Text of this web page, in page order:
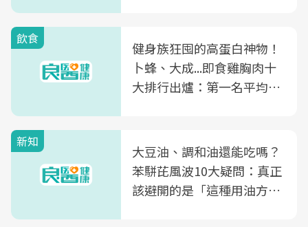
飲食
健身族狂囤的高蛋白神物！
卜蜂、大成...即食雞胸肉十
大排行出爐：第一名平均一
新知
大豆油、調和油還能吃嗎？
苯駢芘風波10大疑問：真正
該避開的是「這種用油方